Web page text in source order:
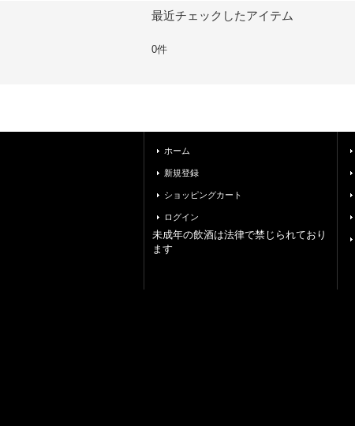
最近チェックしたアイテム
0件
ホーム
新規登録
ショッピングカート
ログイン
未成年の飲酒は法律で禁じられており
ます